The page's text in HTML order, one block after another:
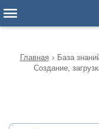
Главная › База
Создание,